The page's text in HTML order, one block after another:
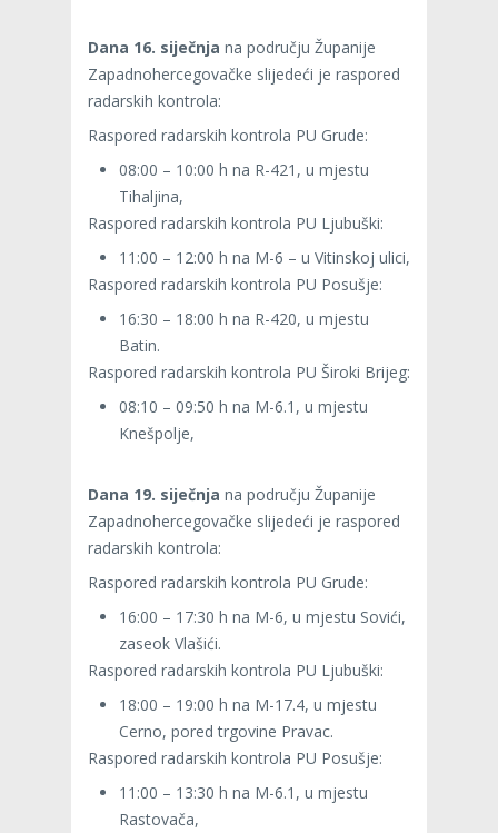
Dana 16. siječnja na području Županije
Zapadnohercegovačke slijedeći je raspored
radarskih kontrola:
Raspored radarskih kontrola PU Grude:
08:00 – 10:00 h na R-421, u mjestu
Tihaljina,
Raspored radarskih kontrola PU Ljubuški:
11:00 – 12:00 h na M-6 – u Vitinskoj ulici,
Raspored radarskih kontrola PU Posušje:
16:30 – 18:00 h na R-420, u mjestu
Batin.
Raspored radarskih kontrola PU Široki Brijeg:
08:10 – 09:50 h na M-6.1, u mjestu
Knešpolje,
Dana 19. siječnja na području Županije
Zapadnohercegovačke slijedeći je raspored
radarskih kontrola:
Raspored radarskih kontrola PU Grude:
16:00 – 17:30 h na M-6, u mjestu Sovići,
zaseok Vlašići.
Raspored radarskih kontrola PU Ljubuški:
18:00 – 19:00 h na M-17.4, u mjestu
Cerno, pored trgovine Pravac.
Raspored radarskih kontrola PU Posušje:
11:00 – 13:30 h na M-6.1, u mjestu
Rastovača,